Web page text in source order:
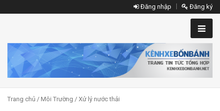
Đăng nhập Đăng ký
Trang chủ / Môi Trường / Xử lý nước thải